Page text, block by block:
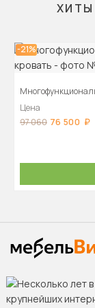
-21%
Цена
97 060 76 500